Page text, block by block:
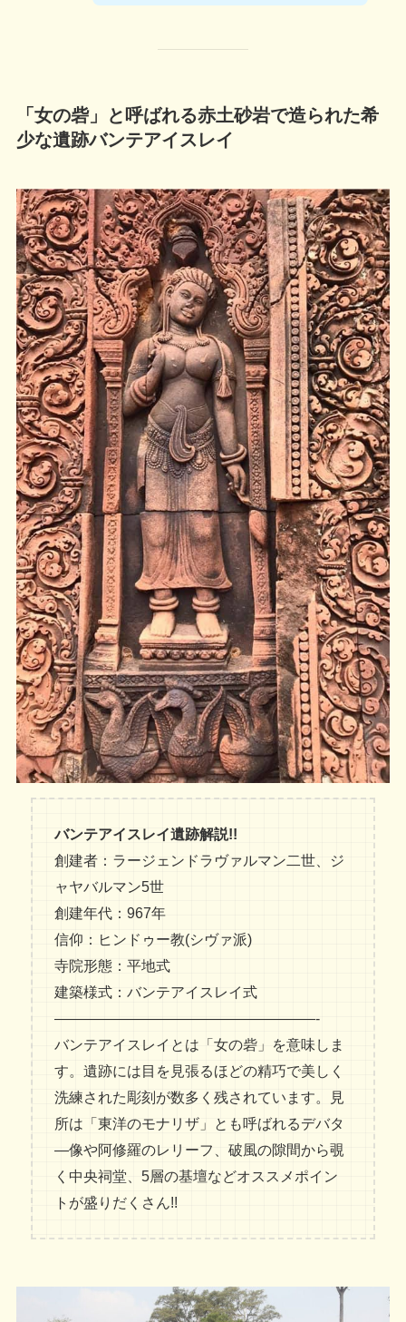
「女の砦」と呼ばれる赤土砂岩で造られた希
少な遺跡バンテアイスレイ
バンテアイスレイ遺跡解説!!
創建者：ラージェンドラヴァルマン二世、ジ
ャヤバルマン5世
創建年代：967年
信仰：ヒンドゥー教(シヴァ派)
寺院形態：平地式
建築様式：バンテアイスレイ式
——————————————————-
バンテアイスレイとは「女の砦」を意味しま
す。遺跡には目を見張るほどの精巧で美しく
洗練された彫刻が数多く残されています。見
所は「東洋のモナリザ」とも呼ばれるデバタ
―像や阿修羅のレリーフ、破風の隙間から覗
く中央祠堂、5層の基壇などオススメポイン
ト が盛りだくさん!!